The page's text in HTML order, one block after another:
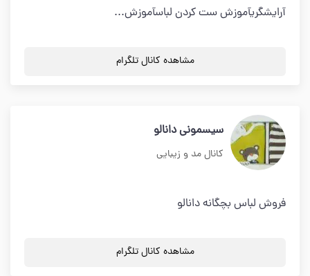
آرایشگریآموزش ست کردن لباسآموزش...
مشاهده کانال تلگرام
سيسموني دانالو
کانال مد و زیبایی
فروش لباس بچگانه دانالو
مشاهده کانال تلگرام